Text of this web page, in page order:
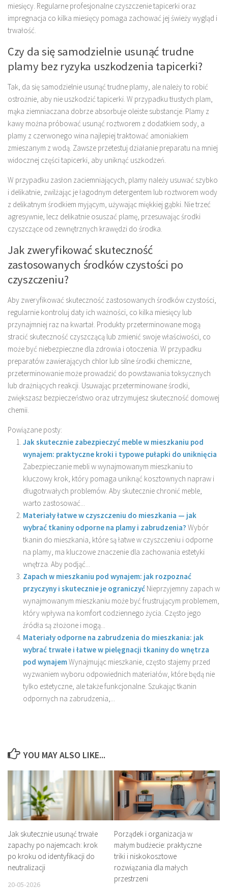
miesięcy. Regularne profesjonalne czyszczenie tapicerki oraz
impregnacja co kilka miesięcy pomaga zachować jej świeży wygląd i
trwałość.
Czy da się samodzielnie usunąć trudne
plamy bez ryzyka uszkodzenia tapicerki?
Tak, da się samodzielnie usunąć trudne plamy, ale należy to robić
ostrożnie, aby nie uszkodzić tapicerki. W przypadku tłustych plam,
mąka ziemniaczana dobrze absorbuje oleiste substancje. Plamy z
kawy można próbować usunąć roztworem z dodatkiem sody, a
plamy z czerwonego wina najlepiej traktować amoniakiem
zmieszanym z wodą. Zawsze przetestuj działanie preparatu na mniej
widocznej części tapicerki, aby uniknąć uszkodzeń.
W przypadku zasłon zaciemniających, plamy należy usuwać szybko
i delikatnie, zwilżając je łagodnym detergentem lub roztworem wody
z delikatnym środkiem myjącym, używając miękkiej gąbki. Nie trzeć
agresywnie, lecz delikatnie osuszać plamę, przesuwając środki
czyszczące od zewnętrznych krawędzi do środka.
Jak zweryfikować skuteczność
zastosowanych środków czystości po
czyszczeniu?
Aby zweryfikować skuteczność zastosowanych środków czystości,
regularnie kontroluj daty ich ważności, co kilka miesięcy lub
przynajmniej raz na kwartał. Produkty przeterminowane mogą
stracić skuteczność czyszczącą lub zmienić swoje właściwości, co
może być niebezpieczne dla zdrowia i otoczenia. W przypadku
preparatów zawierających chlor lub silne środki chemiczne,
przeterminowanie może prowadzić do powstawania toksycznych
lub drażniących reakcji. Usuwając przeterminowane środki,
zwiększasz bezpieczeństwo oraz utrzymujesz skuteczność domowej
chemii.
Powiązane posty:
Jak skutecznie zabezpieczyć meble w mieszkaniu pod
wynajem: praktyczne kroki i typowe pułapki do uniknięcia
Zabezpieczanie mebli w wynajmowanym mieszkaniu to
kluczowy krok, który pomaga uniknąć kosztownych napraw i
długotrwałych problemów. Aby skutecznie chronić meble,
warto zastosować...
Materiały łatwe w czyszczeniu do mieszkania — jak
wybrać tkaniny odporne na plamy i zabrudzenia? Wybór
tkanin do mieszkania, które są łatwe w czyszczeniu i odporne
na plamy, ma kluczowe znaczenie dla zachowania estetyki
wnętrza. Aby podjąć...
Zapach w mieszkaniu pod wynajem: jak rozpoznać
przyczyny i skutecznie je ograniczyć Nieprzyjemny zapach w
wynajmowanym mieszkaniu może być frustrującym problemem,
który wpływa na komfort codziennego życia. Często jego
źródła są złożone i mogą...
Materiały odporne na zabrudzenia do mieszkania: jak
wybrać trwałe i łatwe w pielęgnacji tkaniny do wnętrza
pod wynajemWynajmując mieszkanie, często stajemy przed
wyzwaniem wyboru odpowiednich materiałów, które będą nie
tylko estetyczne, ale także funkcjonalne. Szukając tkanin
odpornych na zabrudzenia,...
YOU MAY ALSO LIKE...
Jak skutecznie usunąć trwałe
zapachy po najemcach: krok
po kroku od identyfikacji do
neutralizacji
20-05-2026
Porządek i organizacja w
małym budżecie: praktyczne
triki i niskokosztowe
rozwiązania dla małych
przestrzeni